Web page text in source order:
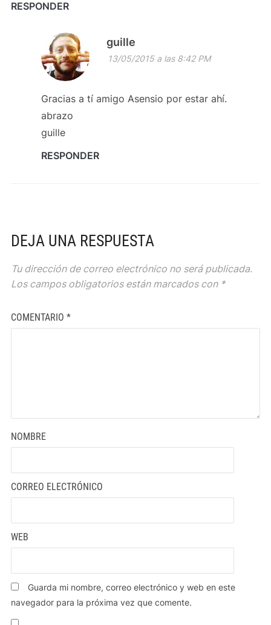
RESPONDER
guille
13/05/2015 a las 8:42 PM
Gracias a tí amigo Asensio por estar ahí.
abrazo
guille
RESPONDER
DEJA UNA RESPUESTA
Tu dirección de correo electrónico no será publicada.
Los campos obligatorios están marcados con *
COMENTARIO *
NOMBRE
CORREO ELECTRÓNICO
WEB
Guarda mi nombre, correo electrónico y web en este
navegador para la próxima vez que comente.